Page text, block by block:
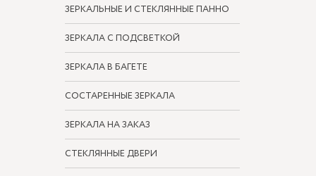
ЗЕРКАЛЬНЫЕ И СТЕКЛЯННЫЕ ПАННО
ЗЕРКАЛА С ПОДСВЕТКОЙ
ЗЕРКАЛА В БАГЕТЕ
СОСТАРЕННЫЕ ЗЕРКАЛА
ЗЕРКАЛА НА ЗАКАЗ
СТЕКЛЯННЫЕ ДВЕРИ